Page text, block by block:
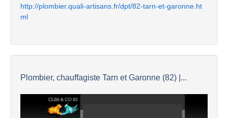
http://plombier.quali-artisans.fr/dpt/82-tarn-et-garonne.ht
ml
Plombier, chauffagiste Tarn et Garonne (82) |...